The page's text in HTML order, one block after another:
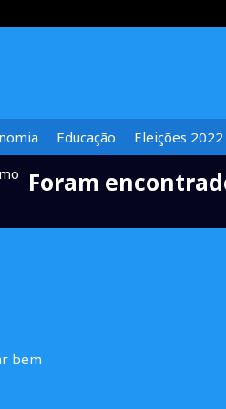
Educação Eleições 2022
Foram
bem